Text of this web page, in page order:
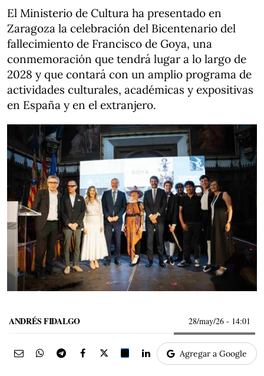
El Ministerio de Cultura ha presentado en
Zaragoza la celebración del Bicentenario del
fallecimiento de Francisco de Goya, una
conmemoración que tendrá lugar a lo largo de
2028 y que contará con un amplio programa de
actividades culturales, académicas y expositivas
en España y en el extranjero.
ANDRÉS FIDALGO 28/may/26 - 14:01
Agregar a Google